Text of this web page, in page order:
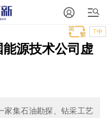
T中
源技术公司虚
家集石油勘探、钻采工艺